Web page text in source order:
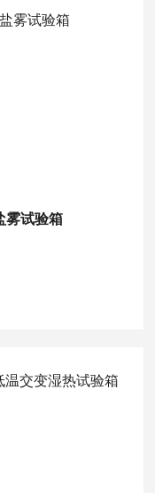
雾试验箱